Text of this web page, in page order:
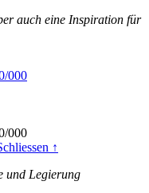
auch eine Inspiration für
000
000
↑
und Legierung